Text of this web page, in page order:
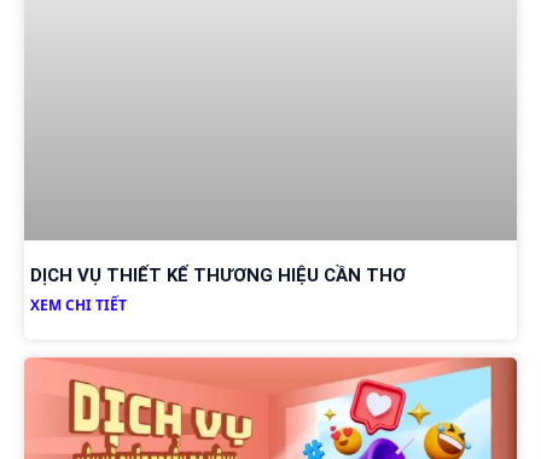
DỊCH VỤ THIẾT KẾ THƯƠNG HIỆU CẦN THƠ
XEM CHI TIẾT